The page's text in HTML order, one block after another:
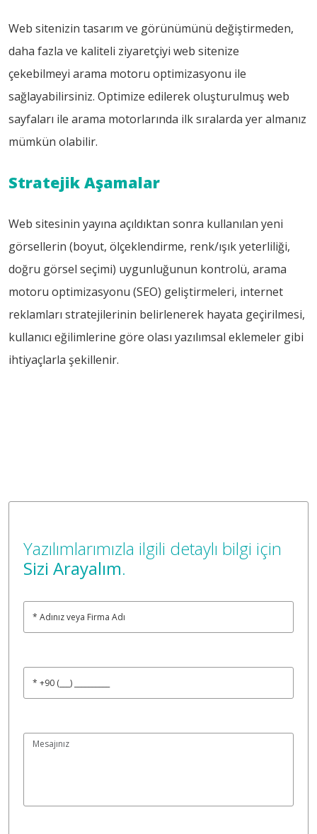
Web sitenizin tasarım ve görünümünü değiştirmeden,
daha fazla ve kaliteli ziyaretçiyi web sitenize
çekebilmeyi arama motoru optimizasyonu ile
sağlayabilirsiniz. Optimize edilerek oluşturulmuş web
sayfaları ile arama motorlarında ilk sıralarda yer almanız
mümkün olabilir.
Stratejik Aşamalar
Web sitesinin yayına açıldıktan sonra kullanılan yeni
görsellerin (boyut, ölçeklendirme, renk/ışık yeterliliği,
doğru görsel seçimi) uygunluğunun kontrolü, arama
motoru optimizasyonu (SEO) geliştirmeleri, internet
reklamları stratejilerinin belirlenerek hayata geçirilmesi,
kullanıcı eğilimlerine göre olası yazılımsal eklemeler gibi
ihtiyaçlarla şekillenir.
Yazılımlarımızla ilgili detaylı bilgi için
Sizi Arayalım.